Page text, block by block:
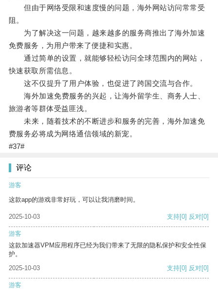
但由于网络受限和速度慢的问题，海外网站访问常常受
阻。
为了解决这一问题，越来越多的服务商推出了海外加速
免费服务，为用户带来了便捷和实惠。
通过简单的设置，就能够轻松访问全球范围内的网站，
快速获取所需信息。
这不仅提升了用户体验，也促进了跨国交流与合作。
海外加速免费服务的兴起，让海外留学生、商务人士、
旅游者等群体受益匪浅。
未来，随着技术的不断进步和服务的完善，海外加速免
费服务必将成为网络通信领域的新宠。
#37#
评论
游客
这款app的游戏非常好玩，可以让我消磨时间。
2025-10-03 支持[0] 反对[0]
游客
这款加速器VPM应用程序已经为我们带来了无限的隐私保护和安全性保
护。
2025-10-03
支持[0] 反对[0]
游客